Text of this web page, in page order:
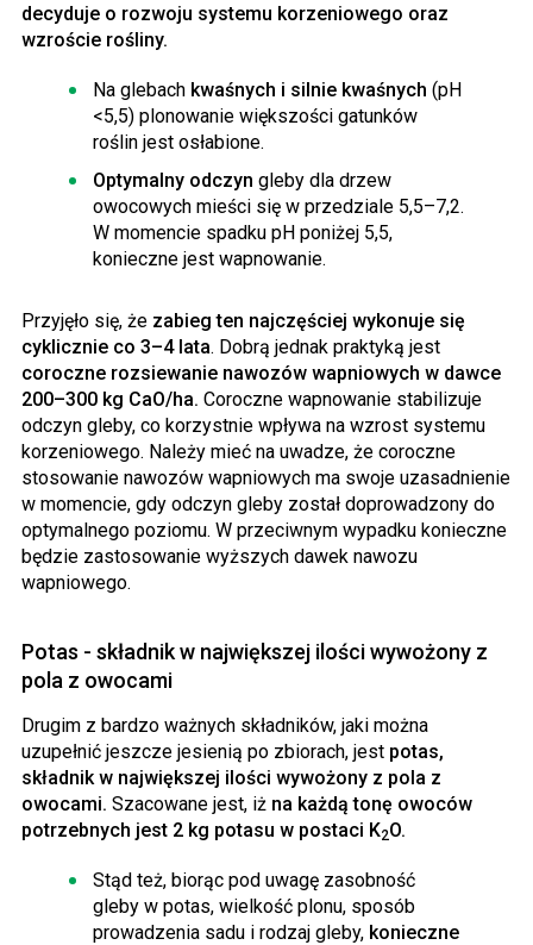
decyduje o rozwoju systemu korzeniowego oraz
wzroście rośliny.
Na glebach kwaśnych i silnie kwaśnych (pH
<5,5) plonowanie większości gatunków
roślin jest osłabione.
Optymalny odczyn gleby dla drzew
owocowych mieści się w przedziale 5,5–7,2.
W momencie spadku pH poniżej 5,5,
konieczne jest wapnowanie.
Przyjęło się, że zabieg ten najczęściej wykonuje się
cyklicznie co 3–4 lata. Dobrą jednak praktyką jest
coroczne rozsiewanie nawozów wapniowych w dawce
200–300 kg CaO/ha. Coroczne wapnowanie stabilizuje
odczyn gleby, co korzystnie wpływa na wzrost systemu
korzeniowego. Należy mieć na uwadze, że coroczne
stosowanie nawozów wapniowych ma swoje uzasadnienie
w momencie, gdy odczyn gleby został doprowadzony do
optymalnego poziomu. W przeciwnym wypadku konieczne
będzie zastosowanie wyższych dawek nawozu
wapniowego.
Potas - składnik w największej ilości wywożony z
pola z owocami
Drugim z bardzo ważnych składników, jaki można
uzupełnić jeszcze jesienią po zbiorach, jest potas,
składnik w największej ilości wywożony z pola z
owocami. Szacowane jest, iż na każdą tonę owoców
potrzebnych jest 2 kg potasu w postaci K2O.
Stąd też, biorąc pod uwagę zasobność
gleby w potas, wielkość plonu, sposób
prowadzenia sadu i rodzaj gleby, konieczne